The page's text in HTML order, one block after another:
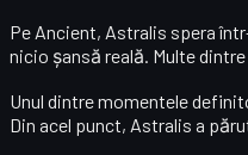
Pe Ancient, Astralis spera
nicio șansă reală. Multe
Unul dintre momentele
Din acel punct, Astralis a